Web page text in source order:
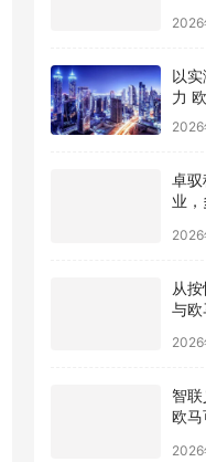
2026
以
力
2026
卓
业，
从
与
识
欧
义